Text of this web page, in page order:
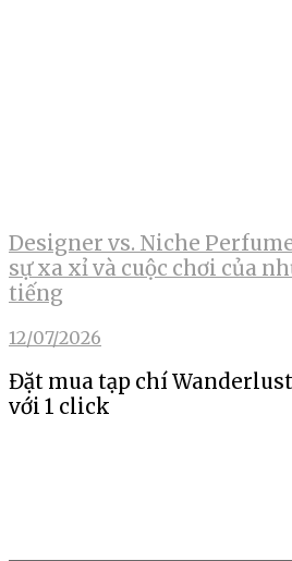
Designer vs. Niche
sự xa xỉ và cuộc chơi của
tiếng
12/07/2026
Đặt mua tạp chí
với 1 click